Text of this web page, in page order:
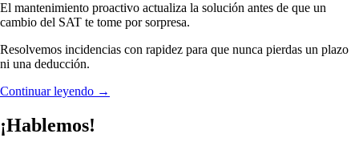
CFDI 4.0 y complemento de pago sin fricción
La versión 4.0 del CFDI subió la exigencia de forma notable: nombre
comprobante bien clasificado y validación previa contra el padrón del
SAT. Un solo dato mal escrito basta para que la factura se rechace o,
El mantenimiento proactivo actualiza la solución antes de que un
cambio del SAT te tome por sorpresa.
Resolvemos incidencias con rapidez para que nunca pierdas un plazo
ni una deducción.
Continuar leyendo →
¡Hablemos!